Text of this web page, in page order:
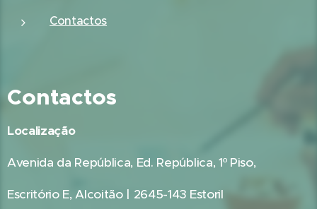
Contactos
Contactos
Localização
Avenida da República, Ed. República, 1º Piso,
Escritório E, Alcoitão | 2645-143 Estoril